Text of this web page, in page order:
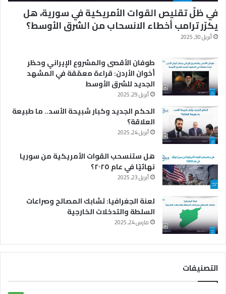
في ظلّ تقليص القوات الأمريكية في سورية، هل
يكرّر ترامب أخطاء الانسحاب من الشرق الأوسط؟
أبريل 30, 2025
طوفان الأقصى والمشروع الإيراني وحظر
أخوان الأردن: قراءة معمّقة في المشهد
الجديد للشرق الأوسط
أبريل 29, 2025
الحكم الجديد وكبار شبيحة الأسد.. ما طبيعة
العلاقة؟
أبريل 24, 2025
هل ستنسحب القوات الأمريكية من سوريا
نهائيًا في عام ٢٠٢٥؟
أبريل 23, 2025
لعنة الجغرافيا: تشابك المصالح وصراعات
السلطة والتدخلات الخارجية
مارس 24, 2025
التصنيفات